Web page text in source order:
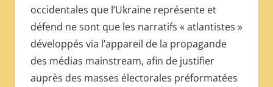
occidentales que l’Ukraine représente et
défend ne sont que les narratifs « atlantistes »
développés via l’appareil de la propagande
des médias mainstream, afin de justifier
auprès des masses électorales préformatées